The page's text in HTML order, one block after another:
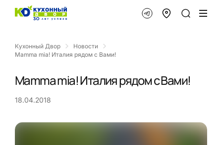
Кухонный Двор
Новости
Mamma mia! Италия рядом с Вами!
Mamma mia! Италия рядом с Вами!
18.04.2018